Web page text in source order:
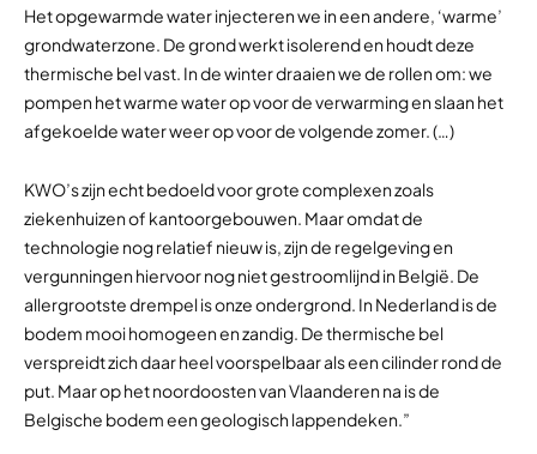
Het opgewarmde water injecteren we in een andere, ‘warme’
grondwaterzone. De grond werkt isolerend en houdt deze
thermische bel vast. In de winter draaien we de rollen om: we
pompen het warme water op voor de verwarming en slaan het
afgekoelde water weer op voor de volgende zomer. (…)
KWO’s zijn echt bedoeld voor grote complexen zoals
ziekenhuizen of kantoorgebouwen. Maar omdat de
technologie nog relatief nieuw is, zijn de regelgeving en
vergunningen hiervoor nog niet gestroomlijnd in België. De
allergrootste drempel is onze ondergrond. In Nederland is de
bodem mooi homogeen en zandig. De thermische bel
verspreidt zich daar heel voorspelbaar als een cilinder rond de
put. Maar op het noordoosten van Vlaanderen na is de
Belgische bodem een geologisch lappendeken.”